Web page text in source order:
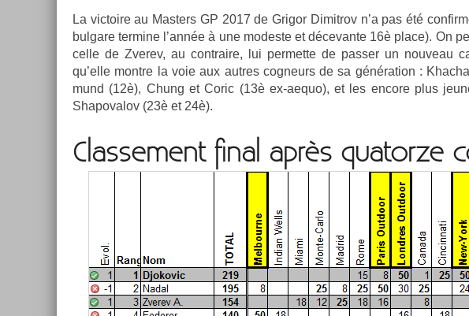
La vic­toire au Mast­ers GP 2017 de Grigor Di­mit­rov n’a pas été
bul­gare ter­mine l’année à une modes­te et décevan­te 16è place). On
celle de Zverev, au contra­ire, lui per­met­te de pass­er un nouveau
qu’elle montre la voie aux aut­res cog­neurs de sa généra­tion :
mund (12è), Chung et Coric (13è ex-aequo), et les en­core plus
Shapovalov (23è et 24è).
Clas­se­ment final après quator­ze